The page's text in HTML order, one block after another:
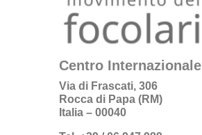
Centro Internazionale
Via di Frascati, 306
Rocca di Papa (RM)
Italia – 00040